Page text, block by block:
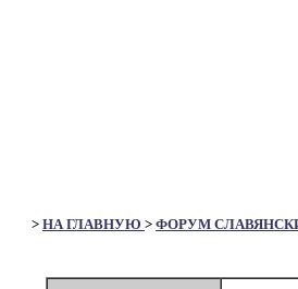
> НА ГЛАВНУЮ > ФОРУМ